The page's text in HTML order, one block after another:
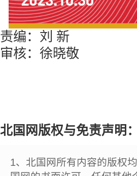
责编：刘 新
审核：徐晓敬
北国网版权与免责声明：
1、北国网所有内容的版权